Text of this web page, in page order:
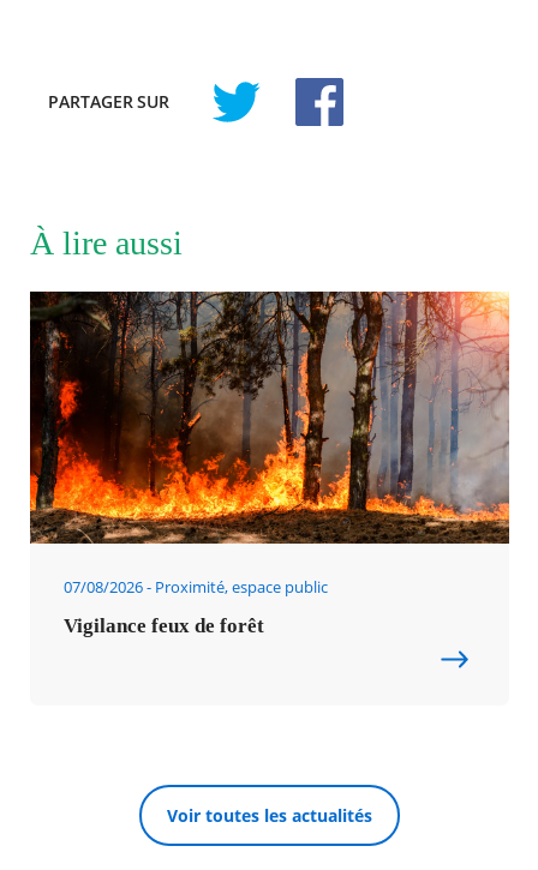
PARTAGERSUR
À lire aussi
07/08/2026 Proximité, espace public
Vigilance feux de forêt
Voir toutes les actualités